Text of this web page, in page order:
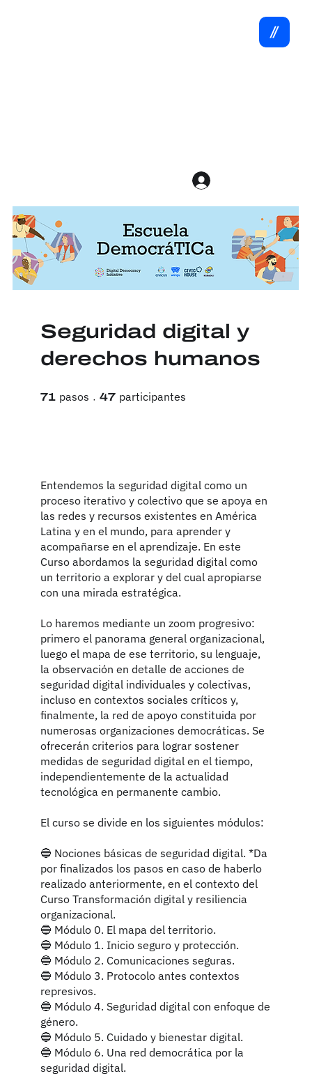
Seguridad digital y
derechos humanos
71 pasos 71 pasos
47 participantes
Entendemos la seguridad digital como un
proceso iterativo y colectivo que se apoya en
las redes y recursos existentes en América
Latina y en el mundo, para aprender y
acompañarse en el aprendizaje. En este
Curso abordamos la seguridad digital como
un territorio a explorar y del cual apropiarse
con una mirada estratégica.
Lo haremos mediante un zoom progresivo:
primero el panorama general organizacional,
luego el mapa de ese territorio, su lenguaje,
la observación en detalle de acciones de
seguridad digital individuales y colectivas,
incluso en contextos sociales críticos y,
finalmente, la red de apoyo constituida por
numerosas organizaciones democráticas. Se
ofrecerán criterios para lograr sostener
medidas de seguridad digital en el tiempo,
independientemente de la actualidad
tecnológica en permanente cambio.
El curso se divide en los siguientes módulos:
🔵 Nociones básicas de seguridad digital. *Da
por finalizados los pasos en caso de haberlo
realizado anteriormente, en el contexto del
Curso Transformación digital y resiliencia
organizacional.
🔵 Módulo 0. El mapa del territorio.
🔵 Módulo 1. Inicio seguro y protección.
🔵 Módulo 2. Comunicaciones seguras.
🔵 Módulo 3. Protocolo antes contextos
represivos.
🔵 Módulo 4. Seguridad digital con enfoque de
género.
🔵 Módulo 5. Cuidado y bienestar digital.
🔵 Módulo 6. Una red democrática por la
seguridad digital.